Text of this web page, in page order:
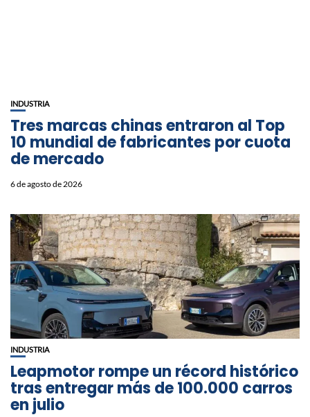
INDUSTRIA
Tres marcas chinas entraron al Top
10 mundial de fabricantes por cuota
de mercado
6 de agosto de 2026
INDUSTRIA
Leapmotor rompe un récord histórico
tras entregar más de 100.000 carros
en julio